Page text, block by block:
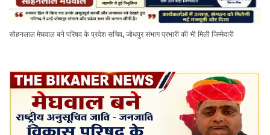
सोहनलाल मेघवाल बने परिषद के प्रदेश सचिव, जोधपुर संभाग प्रभारी की भी मिली जिम्मेदारी